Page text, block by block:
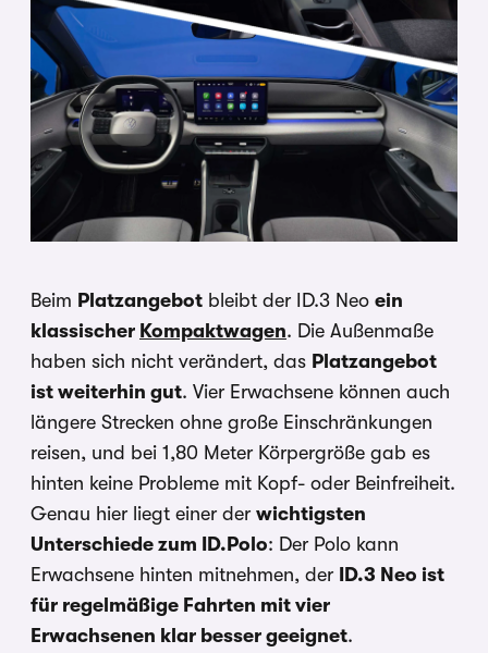
Beim Platzangebot bleibt der ID.3 Neo ein
klassischer Kompaktwagen. Die Außenmaße
haben sich nicht verändert, das Platzangebot
ist weiterhin gut. Vier Erwachsene können auch
längere Strecken ohne große Einschränkungen
reisen, und bei 1,80 Meter Körpergröße gab es
hinten keine Probleme mit Kopf- oder Beinfreiheit.
Genau hier liegt einer der wichtigsten
Unterschiede zum ID.Polo: Der Polo kann
Erwachsene hinten mitnehmen, der
ID.3 Neo ist
für regelmäßige Fahrten mit vier
Erwachsenen klar besser geeignet.